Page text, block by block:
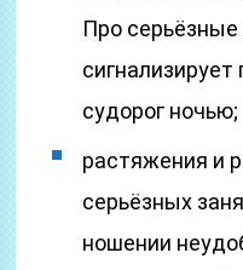
Про
судорог ночью;
растяжения и
серьёзных
ношении